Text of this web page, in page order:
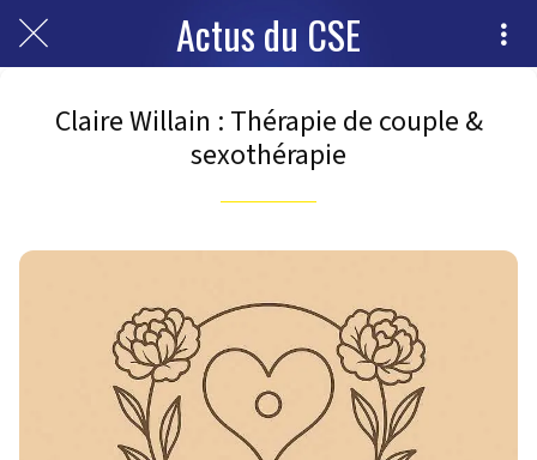
Actus du CSE
Claire Willain : Thérapie de couple &
sexothérapie